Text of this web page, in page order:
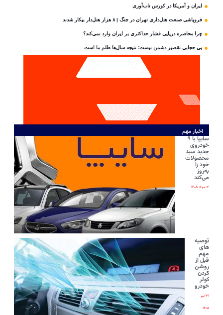
ایران و آمریکا در کورس تاب‌آوری
فروپاشی صنعت هتل‌داری تهران در جنگ | ۸ هزار هتل‌دار بیکار شدند
چرا محاصره دریایی فشار حداکثری بر ایران وارد نمی‌کند؟
بی‌ حجابی تقصیر دشمن نیست؛ نتیجه سال‌ها ظلم ما است
اخبار مهم
سایپا با ۹
خودروی
جدید سبد
محصولات
خود را
به‌روز
می‌کند
۳ مرداد ۱۴۰۵
توصیه
های
مهم
قبل از
روشن
کردن
کولر
خودرو
۳۱ تیر
۱۴۰۵